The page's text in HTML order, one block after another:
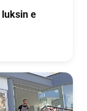
luksin e